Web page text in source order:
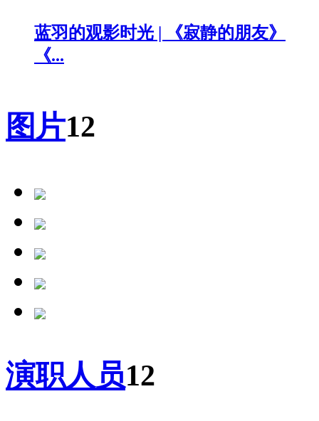
蓝羽的观影时光 | 《寂静的朋友》
《...
图片12
演职人员12